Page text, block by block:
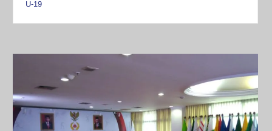
U-19